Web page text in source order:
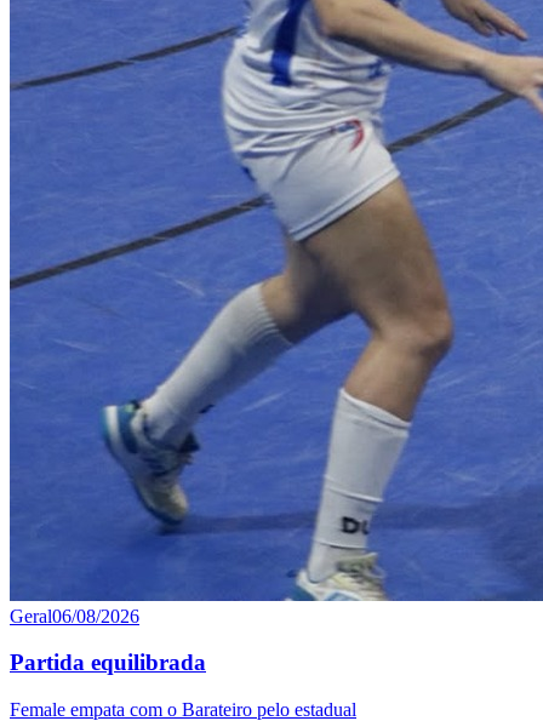
Geral06/08/2026
Partida equilibrada
Female empata com o Barateiro pelo estadual